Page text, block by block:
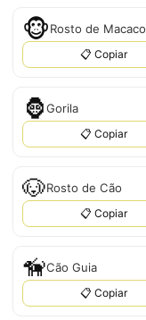
🐵Rosto de Macaco
📋 Copiar
🦍Gorila
📋 Copiar
🐶Rosto de Cão
📋 Copiar
🦮Cão Guia
📋 Copiar